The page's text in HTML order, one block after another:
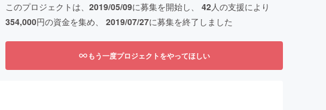
このプロジェクトは、 2019/05/09に募集を開始し、 42人の支援により
354,000円の資金を集め、 2019/07/27に募集を終了しました
もう一度プロジェクトをやってほしい